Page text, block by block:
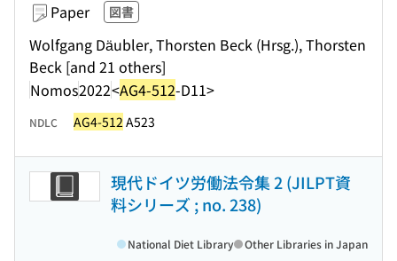
Paper 図書
Wolfgang Däubler, Thorsten Beck (Hrsg.), Thorsten
Beck [and 21 others]
Nomos2022<AG4-512-D11>
NDLC AG4-512 A523
現代ドイツ労働法令集 2 (JILPT資
料シリーズ ; no. 238)
National Diet Library Other Libraries in Japan